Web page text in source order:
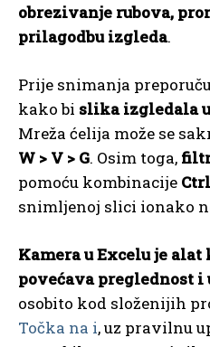
obrezivanje rubova,
prilagodbu izgleda.
Prije snimanja
kako bi slika izgledala
Mreža ćelija može se
W > V > G. Osim toga,
pomoću kombinacije
snimljenoj slici ionako
Kamera u Excelu je
povećava preglednost
osobito kod složenijih
Točka na i, uz pravilnu